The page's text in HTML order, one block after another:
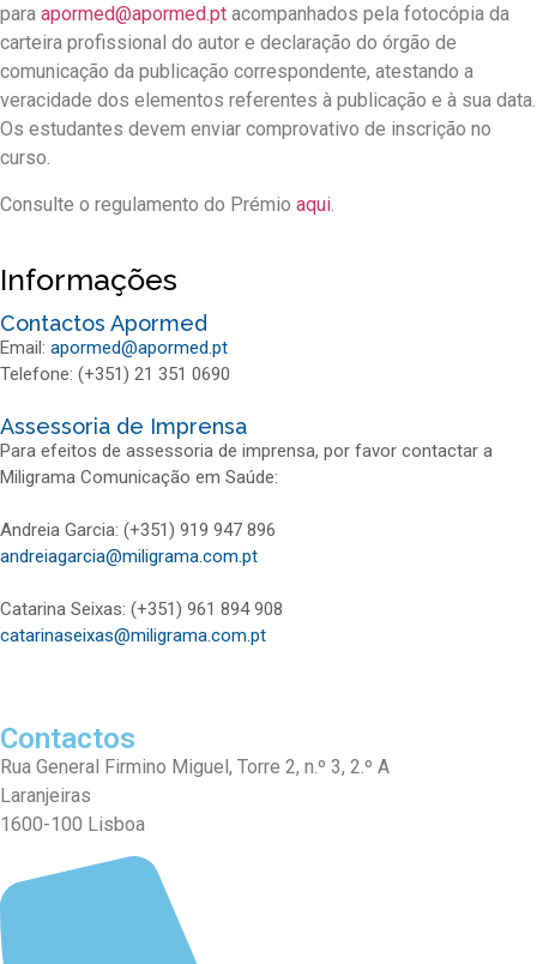
para apormed@apormed.pt acompanhados pela fotocópia da
carteira profissional do autor e declaração do órgão de
comunicação da publicação correspondente, atestando a
veracidade dos elementos referentes à publicação e à sua data.
Os estudantes devem enviar comprovativo de inscrição no
curso.
Consulte o regulamento do Prémio aqui
Informações
Contactos Apormed
Email: apormed@apormed.pt
Telefone: (+351) 21 351 0690
Assessoria de Imprensa
Para efeitos de assessoria de imprensa, por favor contactar a
Miligrama Comunicação em Saúde:
Andreia Garcia: (+351) 919 947 896
andreiagarcia@miligrama.com.pt
Catarina Seixas: (+351) 961 894 908
catarinaseixas@miligrama.com.pt
Contactos
Rua General Firmino Miguel, Torre 2, n.º 3, 2.º A
Laranjeiras
1600-100 Lisboa